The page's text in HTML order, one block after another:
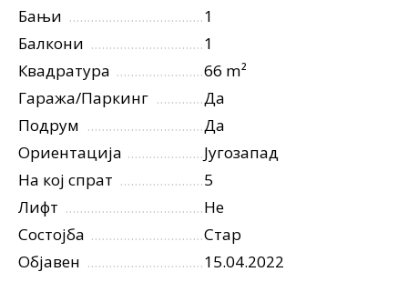
Бањи
1
Балкони
1
Квадратура
66 m²
Гаража/Паркинг
Да
Подрум
Да
Ориентација
Југозапад
На кој спрат
5
Лифт
Не
Состојба
Стар
Објавен
15.04.2022